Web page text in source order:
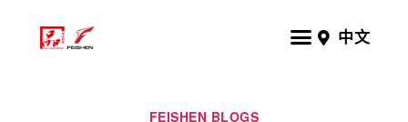
中文
FEISHEN BLOGS